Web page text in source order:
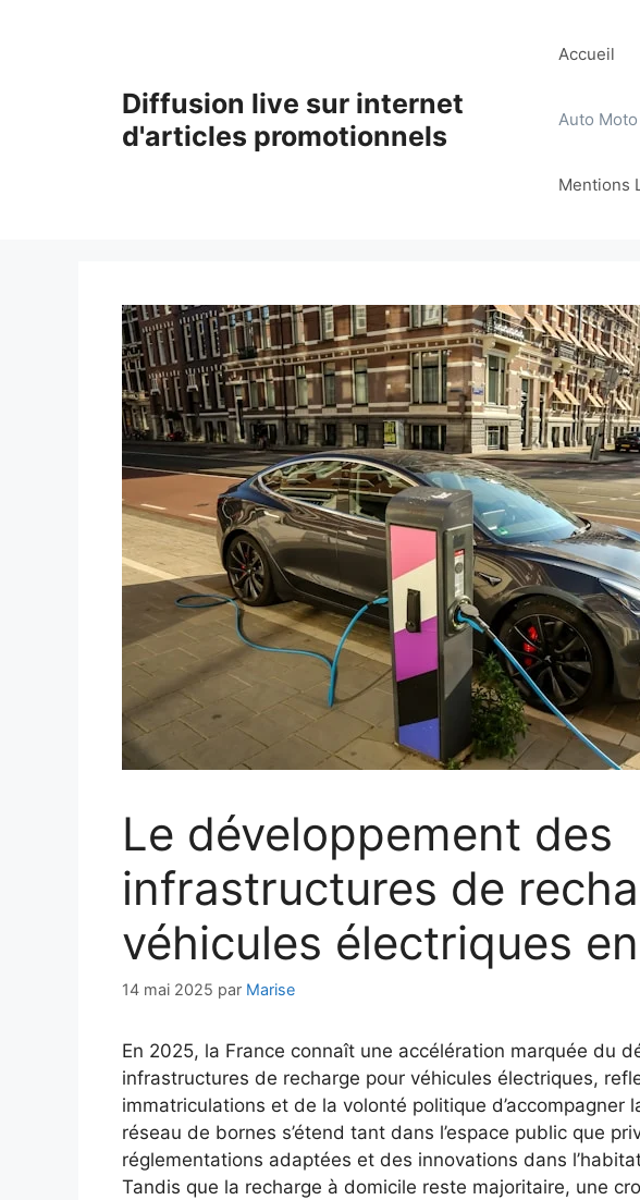
Diffusion live sur internet
d'articles promotionnels
Accueil
Auto Moto
Mentions
Le développement des
infrastructures de
véhicules électriques
14 mai 2025 par Marise
En 2025, la France connaît une accélération marquée du
infrastructures de recharge pour véhicules électriques,
immatriculations et de la volonté politique d’accompagner
réseau de bornes s’étend tant dans l’espace public que
réglementations adaptées et des innovations dans
Tandis que la recharge à domicile reste majoritaire, une